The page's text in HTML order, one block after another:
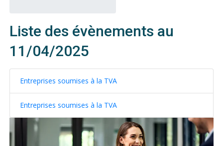
Liste des évènements au
11/04/2025
Entreprises soumises à la TVA
Entreprises soumises à la TVA